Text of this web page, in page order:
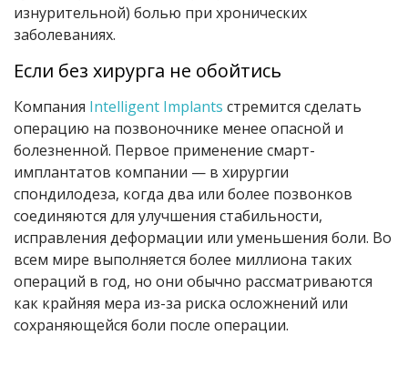
изнурительной) болью при хронических
заболеваниях.
Если без хирурга не обойтись
Компания Intelligent Implants стремится сделать
операцию на позвоночнике менее опасной и
болезненной. Первое применение смарт-
имплантатов компании — в хирургии
спондилодеза, когда два или более позвонков
соединяются для улучшения стабильности,
исправления деформации или уменьшения боли. Во
всем мире выполняется более миллиона таких
операций в год, но они обычно рассматриваются
как крайняя мера из-за риска осложнений или
сохраняющейся боли после операции.